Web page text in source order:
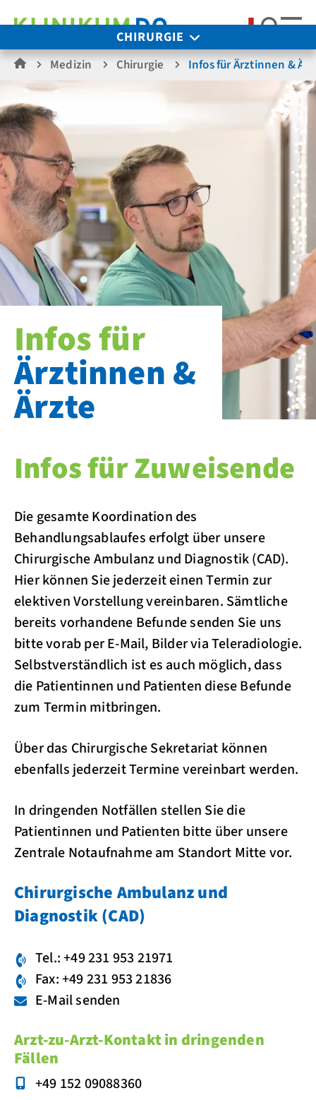
CHIRURGIE
Medizin Chirurgie Infos für Ärztinnen &
Infos für
Ärztinnen &
Ärzte
Infos für Zuweisende
Die gesamte Koordination des
Behandlungsablaufes erfolgt über unsere
Chirurgische Ambulanz und Diagnostik (CAD).
Hier können Sie jederzeit einen Termin zur
elektiven Vorstellung vereinbaren. Sämtliche
bereits vorhandene Befunde senden Sie uns
bitte vorab per E-Mail, Bilder via Teleradiologie.
Selbstverständlich ist es auch möglich, dass
die Patientinnen und Patienten diese Befunde
zum Termin mitbringen.
Über das Chirurgische Sekretariat können
ebenfalls jederzeit Termine vereinbart werden.
In dringenden Notfällen stellen Sie die
Patientinnen und Patienten bitte über unsere
Zentrale Notaufnahme am Standort Mitte vor.
Chirurgische Ambulanz und
Diagnostik (CAD)
Tel.: +49 231 953 21971
Fax: +49 231 953 21836
E-Mail senden
Arzt-zu-Arzt-Kontakt in dringenden
Fällen
+49 152 09088360